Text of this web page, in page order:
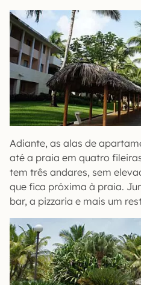
Adiante, as alas de
até a praia em quatro
tem três andares, sem
que fica próxima à praia.
bar, a pizzaria e mais um